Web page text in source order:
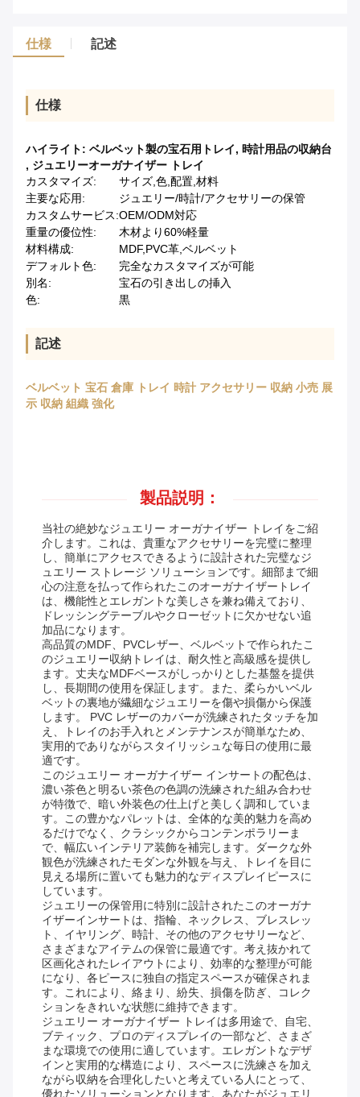
仕様 記述
仕様
ハイライト: ベルベット製の宝石用トレイ, 時計用品の収納台
, ジュエリーオーガナイザー トレイ
カスタマイズ:
サイズ,色,配置,材料
主要な応用:
ジュエリー/時計/アクセサリーの保管
カスタムサービス:OEM/ODM対応
重量の優位性:
木材より60%軽量
材料構成:
MDF,PVC革,ベルベット
デフォルト色:
完全なカスタマイズが可能
別名:
宝石の引き出しの挿入
色:
黒
記述
ベルベット 宝石 倉庫 トレイ 時計 アクセサリー 収納 小売 展
示 収納 組織 強化
製品説明：
当社の絶妙なジュエリー オーガナイザー トレイをご紹
介します。これは、貴重なアクセサリーを完璧に整理
し、簡単にアクセスできるように設計された完璧なジ
ュエリー ストレージ ソリューションです。細部まで細
心の注意を払って作られたこのオーガナイザートレイ
は、機能性とエレガントな美しさを兼ね備えており、
ドレッシングテーブルやクローゼットに欠かせない追
加品になります。
高品質のMDF、PVCレザー、ベルベットで作られたこ
のジュエリー収納トレイは、耐久性と高級感を提供し
ます。丈夫なMDFベースがしっかりとした基盤を提供
し、長期間の使用を保証します。また、柔らかいベル
ベットの裏地が繊細なジュエリーを傷や損傷から保護
します。 PVC レザーのカバーが洗練されたタッチを加
え、トレイのお手入れとメンテナンスが簡単なため、
実用的でありながらスタイリッシュな毎日の使用に最
適です。
このジュエリー オーガナイザー インサートの配色は、
濃い茶色と明るい茶色の色調の洗練された組み合わせ
が特徴で、暗い外装色の仕上げと美しく調和していま
す。この豊かなパレットは、全体的な美的魅力を高め
るだけでなく、クラシックからコンテンポラリーま
で、幅広いインテリア装飾を補完します。ダークな外
観色が洗練されたモダンな外観を与え、トレイを目に
見える場所に置いても魅力的なディスプレイピースに
しています。
ジュエリーの保管用に特別に設計されたこのオーガナ
イザーインサートは、指輪、ネックレス、ブレスレッ
ト、イヤリング、時計、その他のアクセサリーなど、
さまざまなアイテムの保管に最適です。考え抜かれて
区画化されたレイアウトにより、効率的な整理が可能
になり、各ピースに独自の指定スペースが確保されま
す。これにより、絡まり、紛失、損傷を防ぎ、コレク
ションをきれいな状態に維持できます。
ジュエリー オーガナイザー トレイは多用途で、自宅、
ブティック、プロのディスプレイの一部など、さまざ
まな環境での使用に適しています。エレガントなデザ
インと実用的な構造により、スペースに洗練さを加え
ながら収納を合理化したいと考えている人にとって、
優れたソリューションとなります。あなたがジュエリ